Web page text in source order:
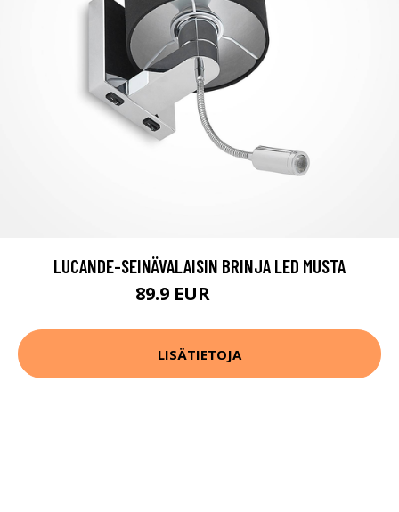
LUCANDE-SEINÄVALAISIN BRINJA LED MUSTA
89.9 EUR
LISÄTIETOJA